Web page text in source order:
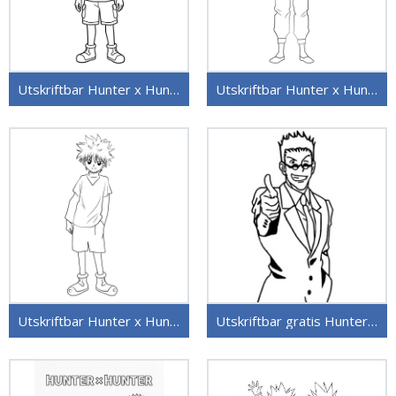
Utskriftbar Hunter x Hunter Utskriftbar Hunter x Hunter uten kostnad
Utskriftbar Hunter x Hunter for barn Utskriftbar gratis Hunter x Hunter